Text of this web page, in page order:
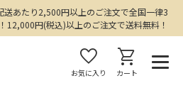
送あたり2,500円以上のご注文で全国一律3
12,000円(税込)以上のご注文で送料無料！
favorite
お気に入り
shopping_cart
カート